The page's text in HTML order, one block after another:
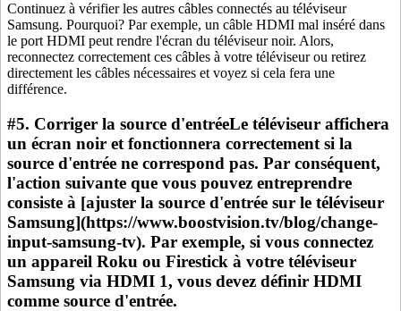
Continuez à vérifier les autres câbles connectés au téléviseur
Samsung. Pourquoi? Par exemple, un câble HDMI mal inséré dans
le port HDMI peut rendre l'écran du téléviseur noir. Alors,
reconnectez correctement ces câbles à votre téléviseur ou retirez
directement les câbles nécessaires et voyez si cela fera une
différence.
#5. Corriger la source d'entréeLe téléviseur affichera
un écran noir et fonctionnera correctement si la
source d'entrée ne correspond pas. Par conséquent,
l'action suivante que vous pouvez entreprendre
consiste à [ajuster la source d'entrée sur le téléviseur
Samsung](https://www.boostvision.tv/blog/change-
input-samsung-tv). Par exemple, si vous connectez
un appareil Roku ou Firestick à votre téléviseur
Samsung via HDMI 1, vous devez définir HDMI
comme source d'entrée.